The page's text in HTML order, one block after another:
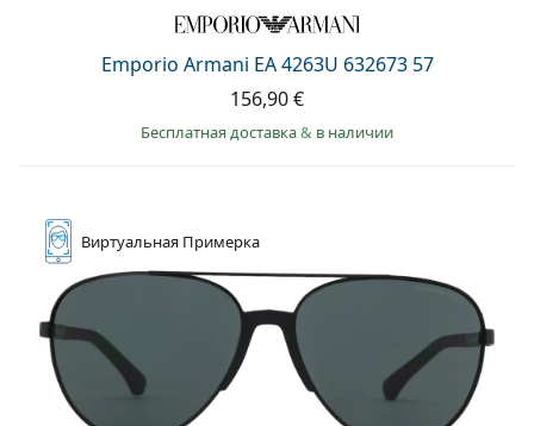
Emporio Armani EA 4263U 632673 57
156,90 €
Бесплатная доставка& в наличии
Виртуальная Примерка